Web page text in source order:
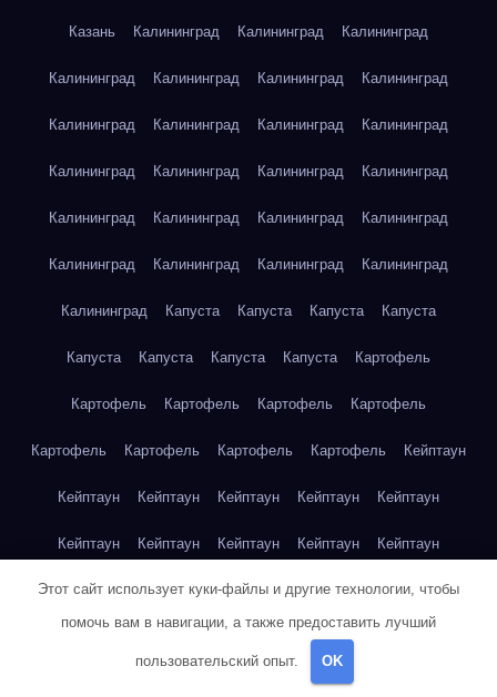
Казань Калининград Калининград Калининград
Калининград Калининград Калининград Калининград
Калининград Калининград Калининград Калининград
Калининград Калининград Калининград Калининград
Калининград Калининград Калининград Калининград
Калининград Калининград Калининград Калининград
Калининград Капуста Капуста Капуста Капуста
Капуста Капуста Капуста Капуста Картофель
Картофель Картофель Картофель Картофель
Картофель Картофель Картофель Картофель Кейптаун
Кейптаун Кейптаун Кейптаун Кейптаун Кейптаун
Кейптаун Кейптаун Кейптаун Кейптаун Кейптаун
Кейптаун Кейптаун Кейптаун Кейптаун Кейптаун
Кейптаун
Клубника
Этот сайт использует куки-файлы и другие технологии, чтобы
помочь вам в навигации, а также предоставить лучший
пользовательский опыт. OK